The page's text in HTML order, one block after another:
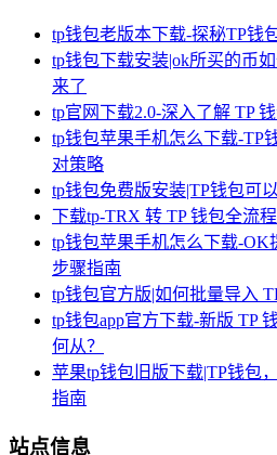
tp钱包老版本下载-探秘TP钱
tp钱包下载安装|ok所买的币
来了
tp官网下载2.0-深入了解 TP
tp钱包苹果手机怎么下载-TP
对策略
tp钱包免费版安装|TP钱包可
下载tp-TRX 转 TP 钱包全流
tp钱包苹果手机怎么下载-OK
步骤指南
tp钱包官方版|如何批量导入
tp钱包app官方下载-新版 TP
何从？
苹果tp钱包旧版下载|TP钱包
指南
站点信息